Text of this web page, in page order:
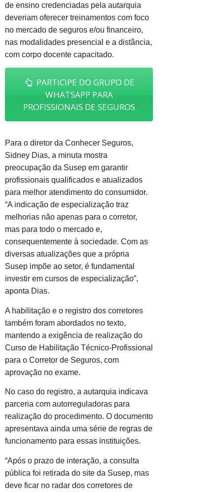
de ensino credenciadas pela autarquia
deveriam oferecer treinamentos com foco
no mercado de seguros e/ou financeiro,
nas modalidades presencial e a distância,
com corpo docente capacitado.
PARTICIPE DO GRUPO DE
WHATSAPP PARA
PROFISSIONAIS DE SEGUROS
Para o diretor da Conhecer Seguros,
Sidney Dias, a minuta mostra
preocupação da Susep em garantir
profissionais qualificados e atualizados
para melhor atendimento do consumidor.
“A indicação de especialização traz
melhorias não apenas para o corretor,
mas para todo o mercado e,
consequentemente à sociedade. Com as
diversas atualizações que a própria
Susep impõe ao setor, é fundamental
investir em cursos de especialização”,
aponta Dias.
A habilitação e o registro dos corretores
também foram abordados no texto,
mantendo a exigência de realização do
Curso de Habilitação Técnico-Profissional
para o Corretor de Seguros, com
aprovação no exame.
No caso do registro, a autarquia indicava
parceria com autorreguladoras para
realização do procedimento. O documento
apresentava ainda uma série de regras de
funcionamento para essas instituições.
“Após o prazo de interação, a consulta
pública foi retirada do site da Susep, mas
deve ficar no radar dos corretores de